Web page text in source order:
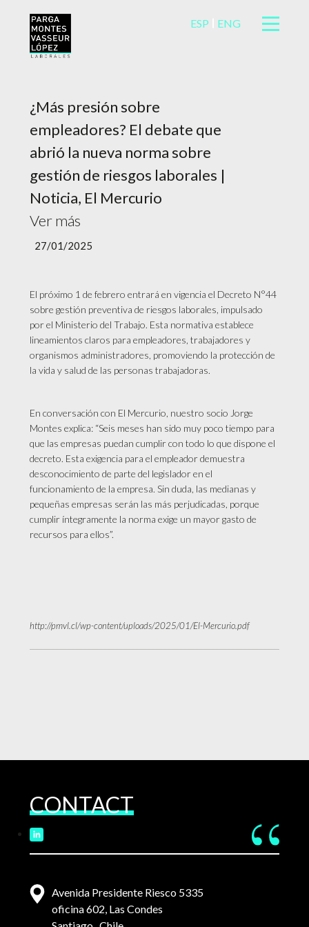
ESP ENG
¿Más presión sobre
empleadores? El debate que
abrió la nueva norma sobre
gestión de riesgos laborales |
Noticia, El Mercurio
Ver más
27/01/2025
El próximo 1 de febrero entrará en vigencia el Decreto N°44
sobre gestión preventiva de riesgos laborales, impulsado
por el Ministerio del Trabajo. Esta normativa establece
lineamientos claros para empleadores, trabajadores y
organismos administradores, promoviendo la protección de
la vida y salud de las personas trabajadoras.
En conversación con El Mercurio, nuestro socio Jorge
Montes explica: “Seis meses han sido muy poco tiempo para
que las empresas puedan cumplir con todo lo que dispone el
decreto. Esta exigencia para el empleador demuestra
desconocimiento de parte del legislador en el
funcionamiento de la empresa. Sin duda, las medianas y
pequeñas empresas serán las más perjudicadas, porque
cumplir íntegramente la norma exige un mayor gasto de
recursos para ellos”.
http://pmvl.cl/wp-content/uploads/2025/01/El-Mercurio.pdf
CONTACT
Avenida Presidente Riesco 5335
oficina 602, Las Condes